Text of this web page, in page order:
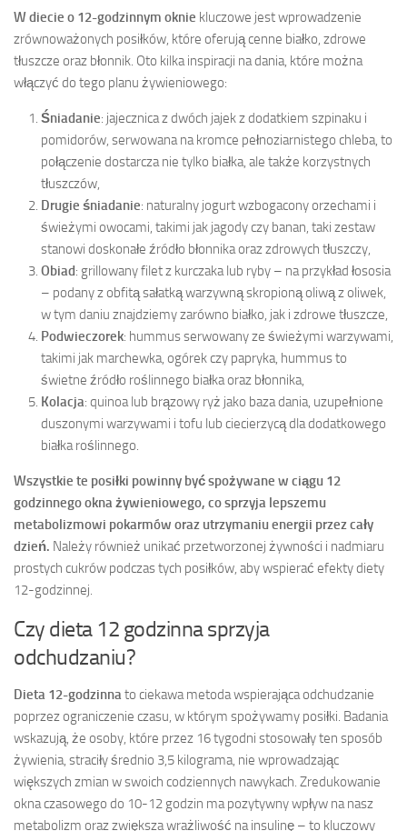
W diecie o 12-godzinnym oknie kluczowe jest wprowadzenie
zrównoważonych posiłków, które oferują cenne białko, zdrowe
tłuszcze oraz błonnik. Oto kilka inspiracji na dania, które można
włączyć do tego planu żywieniowego:
Śniadanie: jajecznica z dwóch jajek z dodatkiem szpinaku i
pomidorów, serwowana na kromce pełnoziarnistego chleba, to
połączenie dostarcza nie tylko białka, ale także korzystnych
tłuszczów,
Drugie śniadanie: naturalny jogurt wzbogacony orzechami i
świeżymi owocami, takimi jak jagody czy banan, taki zestaw
stanowi doskonałe źródło błonnika oraz zdrowych tłuszczy,
Obiad: grillowany filet z kurczaka lub ryby – na przykład łososia
– podany z obfitą sałatką warzywną skropioną oliwą z oliwek,
w tym daniu znajdziemy zarówno białko, jak i zdrowe tłuszcze,
Podwieczorek: hummus serwowany ze świeżymi warzywami,
takimi jak marchewka, ogórek czy papryka, hummus to
świetne źródło roślinnego białka oraz błonnika,
Kolacja: quinoa lub brązowy ryż jako baza dania, uzupełnione
duszonymi warzywami i tofu lub ciecierzycą dla dodatkowego
białka roślinnego.
Wszystkie te posiłki powinny być spożywane w ciągu 12
godzinnego okna żywieniowego, co sprzyja lepszemu
metabolizmowi pokarmów oraz utrzymaniu energii przez cały
dzień. Należy również unikać przetworzonej żywności i nadmiaru
prostych cukrów podczas tych posiłków, aby wspierać efekty diety
12-godzinnej.
Czy dieta 12 godzinna sprzyja
odchudzaniu?
Dieta 12-godzinnato ciekawa metoda wspierająca odchudzanie
poprzez ograniczenie czasu, w którym spożywamy posiłki. Badania
wskazują, że osoby, które przez 16 tygodni stosowały ten sposób
żywienia, straciły średnio 3,5 kilograma, nie wprowadzając
większych zmian w swoich codziennych nawykach. Zredukowanie
okna czasowego do 10-12 godzin ma pozytywny wpływ na nasz
metabolizm oraz zwiększa wrażliwość na insulinę – to kluczowy